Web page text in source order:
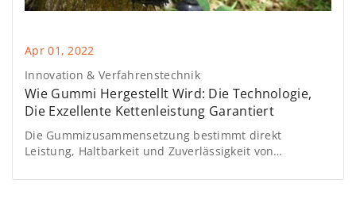
Apr 01, 2022
Innovation & Verfahrenstechnik
Wie Gummi Hergestellt Wird: Die Technologie,
Die Exzellente Kettenleistung Garantiert
Die Gummizusammensetzung bestimmt direkt
Leistung, Haltbarkeit und Zuverlässigkeit von
der Auswahl von Komponenten, die die operative